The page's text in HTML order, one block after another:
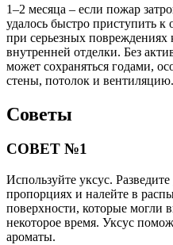
1–2 месяца – если пожар
удалось быстро приступить к
при серьезных повреждениях
внутренней отделки. Без
может сохраняться годами,
стены, потолок и вентиляцию.
Советы
СОВЕТ №1
Используйте уксус.
пропорциях и налейте в
поверхности, которые могли
некоторое время. Уксус
ароматы.